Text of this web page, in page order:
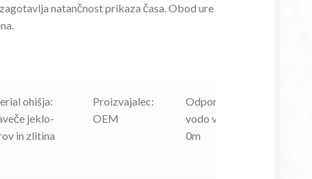
natančnost prikaza časa. Obod ure
ohišja:
jeklo-
in zlitina
Proizvajalec:
OEM
Odpornost na
vodo v globino:
0m